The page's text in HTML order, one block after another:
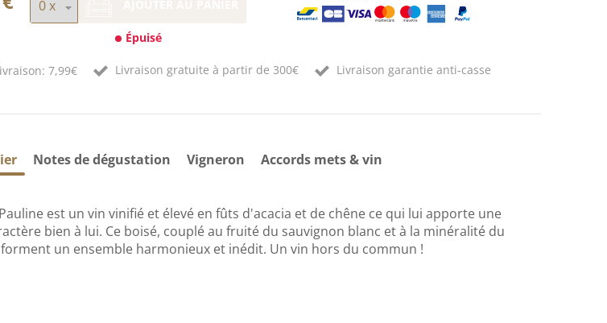
Épuisé
7,99€ Livraison gratuite à partir de 300€ Livraison garantie anti-casse
Notes de dégustation Vigneron Accords mets & vin
est un vin vinifié et élevé en fûts d'acacia et de chêne ce qui lui apporte une
bien à lui. Ce boisé, couplé au fruité du sauvignon blanc et à la minéralité du
un ensemble harmonieux et inédit. Un vin hors du commun !